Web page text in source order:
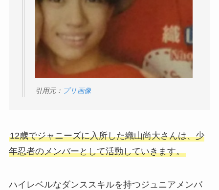
引用元： プリ画像
12歳でジャニーズに入所した織山尚大さんは、少
年忍者のメンバーとして活動していきます。
ハイレベルなダンススキルを持つジュニアメンバ